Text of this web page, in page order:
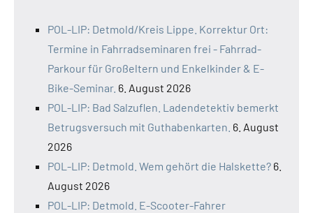
POL-LIP: Detmold/Kreis Lippe. Korrektur Ort:
Termine in Fahrradseminaren frei - Fahrrad-
Parkour für Großeltern und Enkelkinder & E-
Bike-Seminar. 6. August 2026
POL-LIP: Bad Salzuflen. Ladendetektiv bemerkt
Betrugsversuch mit Guthabenkarten. 6. August
2026
POL-LIP: Detmold. Wem gehört die Halskette? 6.
August 2026
POL-LIP: Detmold. E-Scooter-Fahrer